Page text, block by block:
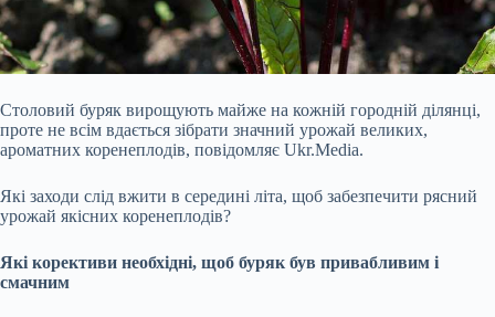
Столовий буряк вирощують майже на кожній городній ділянці,
проте не всім вдається зібрати значний урожай великих,
ароматних коренеплодів, повідомляє Ukr.Media.
Які заходи слід вжити в середині літа, щоб забезпечити рясний
урожай якісних коренеплодів?
Які корективи необхідні, щоб буряк був привабливим і
смачним